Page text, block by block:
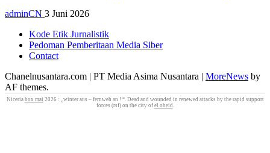
adminCN 3 Juni 2026
Kode Etik Jurnalistik
Pedoman Pemberitaan Media Siber
Contact
Chanelnusantara.com | PT Media Asima Nusantara | MoreNews by
AF themes.
Niceria box mai 2026 : „winter aus – fernweh an ! “. Dead and wounded in renewed attacks by the rapid support
forces (rsf) on the city of el obeid .